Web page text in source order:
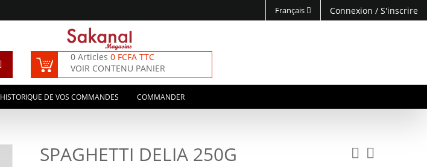
Connexion / S'inscrire
Français
0 Articles 0 FCFA TTC
VOIR CONTENU PANIER
HISTORIQUE DE VOS COMMANDES COMMANDER
SPAGHETTI DELIA 250G